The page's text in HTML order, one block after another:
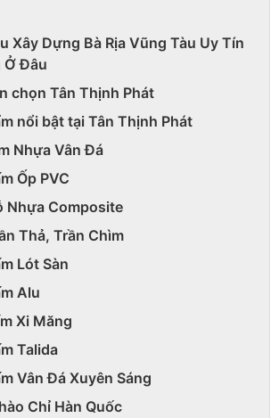
Xây Dựng Bà Rịa Vũng Tàu Uy Tín
Ở Đâu
chọn Tân Thịnh Phát
nổi bật tại Tân Thịnh Phát
Nhựa Vân Đá
Ốp PVC
Nhựa Composite
Thả, Trần Chìm
Lót Sàn
Alu
Xi Măng
Talida
Vân Đá Xuyên Sáng
Chỉ Hàn Quốc